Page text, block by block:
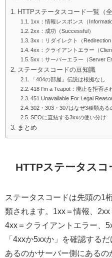
HTTPステータスコード一覧（全
1xx：情報レスポンス（
2xx：成功（Successful）
3xx：リダイレクト（Redirection
4xx：クライアントエラー（
5xx：サーバーエラー（Server
ステータスコードの豆知識
「404の部屋」伝説は根拠なし
418 I'm a Teapot：廃止を拒否さ
451 Unavailable For Legal
302・303・307はなぜ3種類ある
SEOに直結する3xxの使い分け
まとめ
HTTPステータスコ
ステータスコードは先頭の1
類されます。1xx＝情報、2xx
4xx＝クライアントエラー、
「4xxか5xxか」を確認する
あるのかサーバー側にあるの